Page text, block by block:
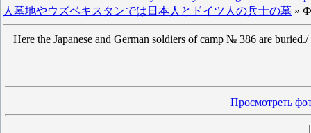
人墓地やウズベキスタンでは日本人とドイツ人の兵士の墓 »
Here the Japanese and German soldiers of camp № 386 are
Просмотреть